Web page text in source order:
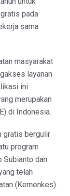
pada
sama
masyarakat
layanan
ini
merupakan
di Indonesia.
gratis bergulir
program
dan
telah
(Kemenkes).